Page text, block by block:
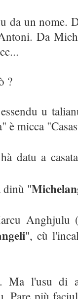
da un nome.
Da
?
u
è micca
datu a
dinù "
Anghjulu
", cù
Ma l'usu di